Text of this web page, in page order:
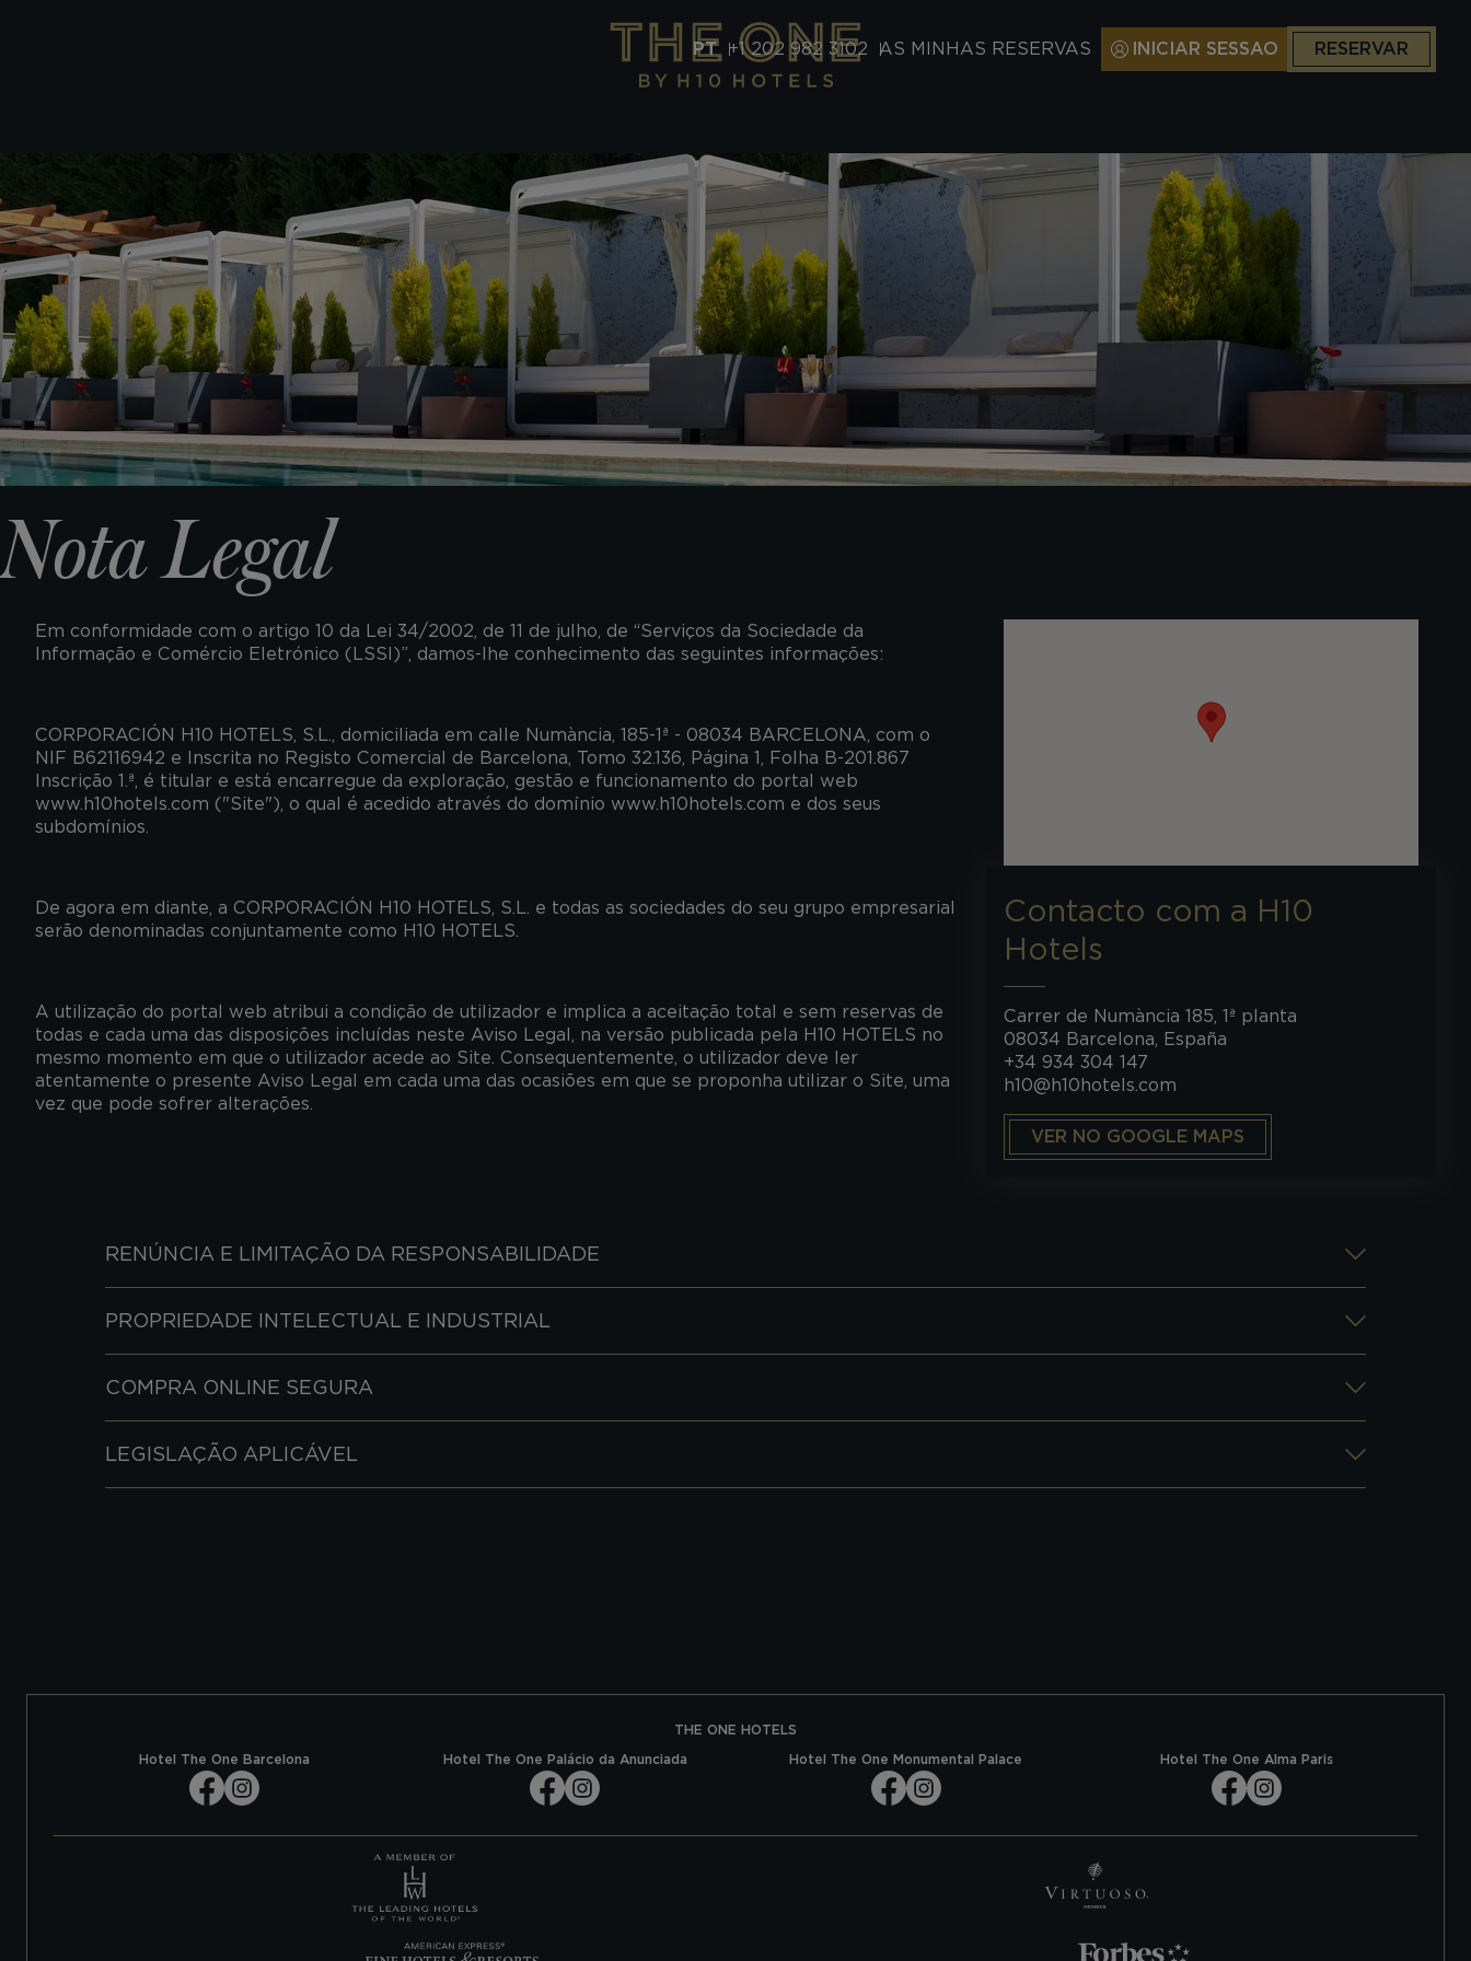
PT +1 202 982 3102 AS MINHAS RESERVAS INICIAR SESSAO RESERVAR
Nota Legal
Em conformidade com o artigo 10 da Lei 34/2002, de 11 de julho, de “Serviços da Sociedade da
Informação e Comércio Eletrónico (LSSI)”, damos-lhe conhecimento das seguintes informações:
CORPORACIÓN H10 HOTELS, S.L., domiciliada em calle Numància, 185-1ª - 08034 BARCELONA, com o
NIF B62116942 e Inscrita no Registo Comercial de Barcelona, Tomo 32.136, Página 1, Folha B-201.867
Inscrição 1.ª, é titular e está encarregue da exploração, gestão e funcionamento do portal web
www.h10hotels.com ("Site"), o qual é acedido através do domínio www.h10hotels.com e dos seus
subdomínios.
De agora em diante, a CORPORACIÓN H10 HOTELS, S.L. e todas as sociedades do seu grupo empresarial
serão denominadas conjuntamente como H10 HOTELS.
A utilização do portal web atribui a condição de utilizador e implica a aceitação total e sem reservas de
todas e cada uma das disposições incluídas neste Aviso Legal, na versão publicada pela H10 HOTELS no
mesmo momento em que o utilizador acede ao Site. Consequentemente, o utilizador deve ler
atentamente o presente Aviso Legal em cada uma das ocasiões em que se proponha utilizar o Site, uma
vez que pode sofrer alterações.
Contacto com a H10
Hotels
Carrer de Numància 185, 1ª planta
08034 Barcelona, España
+34 934 304 147
h10@h10hotels.com
VER NO GOOGLE MAPS
RENÚNCIA E LIMITAÇÃO DA RESPONSABILIDADE
PROPRIEDADE INTELECTUAL E INDUSTRIAL
COMPRA ONLINE SEGURA
LEGISLAÇÃO APLICÁVEL
THE ONE HOTELS
Hotel The One Barcelona
Hotel The One Palácio da Anunciada Hotel The One Monumental Palace Hotel The One Alma Paris